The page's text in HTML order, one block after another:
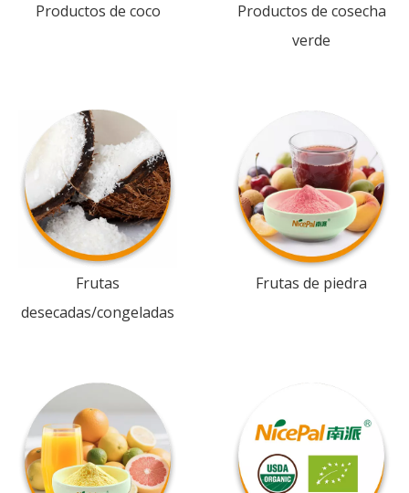
Productos de coco
Productos de cosecha
verde
Frutas
desecadas/congeladas
Frutas de piedra